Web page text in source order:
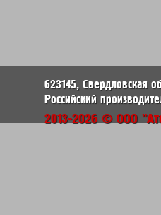
623145, Свердловская
Российский
2013-2026 © ООО